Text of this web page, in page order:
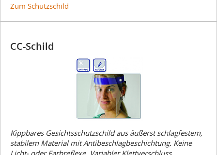
Zum Schutzschild
CC-Schild
Kippbares Gesichtsschutzschild aus äußerst schlagfestem,
stabilem Material mit Antibeschlagbeschichtung. Keine